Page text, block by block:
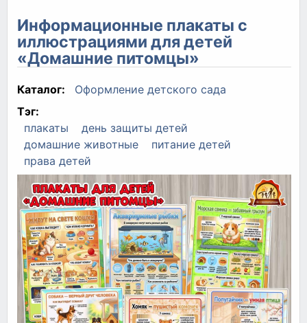
Информационные плакаты с
иллюстрациями для детей
«Домашние питомцы»
Каталог:
Оформление детского сада
Тэг:
плакаты
день защиты детей
домашние животные
питание детей
права детей